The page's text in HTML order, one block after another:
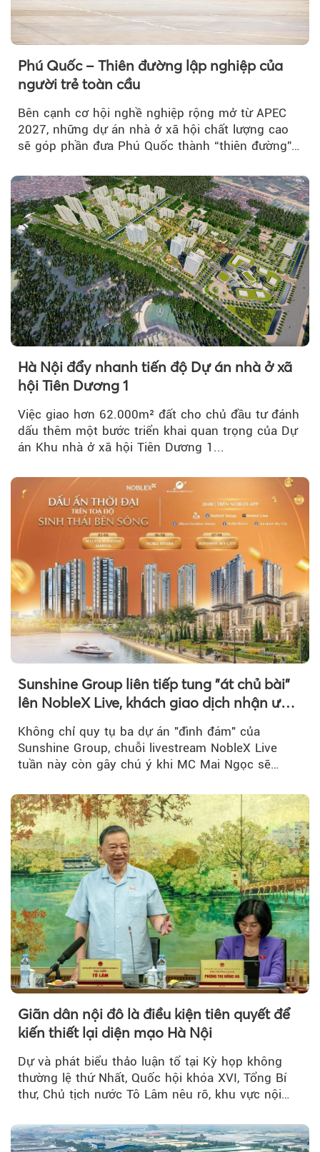
Phú Quốc – Thiên đường lập nghiệp của
người trẻ toàn cầu
Bên cạnh cơ hội nghề nghiệp rộng mở từ APEC
2027, những dự án nhà ở xã hội chất lượng cao
sẽ góp phần đưa Phú Quốc thành “thiên đường”
Hà Nội đẩy nhanh tiến độ Dự án nhà ở xã
hội Tiên Dương 1
Việc giao hơn 62.000m² đất cho chủ đầu tư đánh
dấu thêm một bước triển khai quan trọng của Dự
án Khu nhà ở xã hội Tiên Dương 1...
Sunshine Group liên tiếp tung "át chủ bài"
lên NobleX Live, khách giao dịch nhận ưu
Không chỉ quy tụ ba dự án "đình đám" của
Sunshine Group, chuỗi livestream NobleX Live
tuần này còn gây chú ý khi MC Mai Ngọc sẽ
Giãn dân nội đô là điều kiện tiên quyết để
kiến thiết lại diện mạo Hà Nội
Dự và phát biểu thảo luận tổ tại Kỳ họp không
thường lệ thứ Nhất, Quốc hội khóa XVI, Tổng Bí
thư, Chủ tịch nước Tô Lâm nêu rõ, khu vực nội